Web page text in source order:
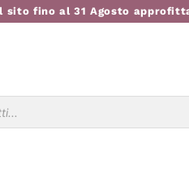
sito fino al 31 Agosto